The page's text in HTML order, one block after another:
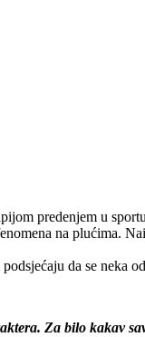
predenjem u
na plućima.
da se neka
Za bilo kakav